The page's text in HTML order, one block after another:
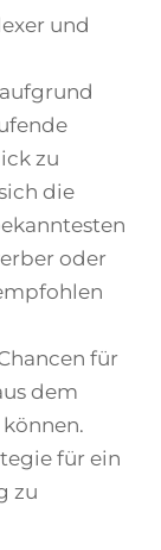
und
zu
die
oder
für
dem
für ein
zu